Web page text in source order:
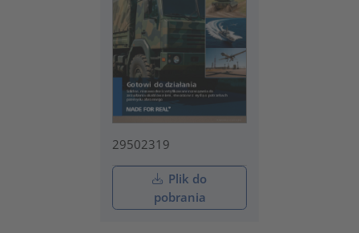
29502319
Plik do
pobrania